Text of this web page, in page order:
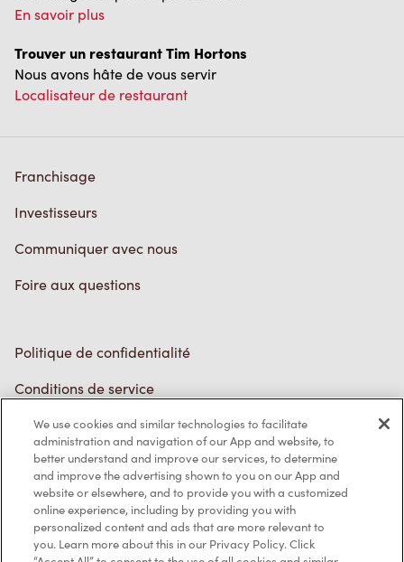
Trouver un restaurant Tim Hortons
Nous avons hâte de vous servir
Localisateur de restaurant
Investisseurs
Communiquer avec nous
Foire aux questions
Conditions de service
Marques de commerce
Accessibilité
Diagnostic
Contactez-nous
We use cookies and similar technologies to facilitate
administration and navigation of our App and website, to
better understand and improve our services, to determine
and improve the advertising shown to you on our App and
website or elsewhere, and to provide you with a customized
online experience, including by providing you with
personalized content and ads that are more relevant to
you. Learn more about this in our Privacy Policy. Click